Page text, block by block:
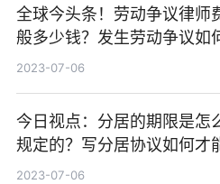
全球今头条！劳动争议律师
般多少钱？发生劳动争议如
工资？
2023-07-06
今日视点：分居的期限是怎
规定的？写分居协议如何才
效？
2023-07-06